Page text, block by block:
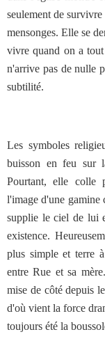
seulement de
mensonges. Elle se
vivre quand on a
n'arrive pas de nulle
subtilité.
Les symboles
buisson en feu sur
Pourtant, elle colle
l'image d'une gamine
supplie le ciel de lui
existence.
plus simple et terre
entre Rue et sa
mise de côté depuis
d'où vient la force
toujours été la